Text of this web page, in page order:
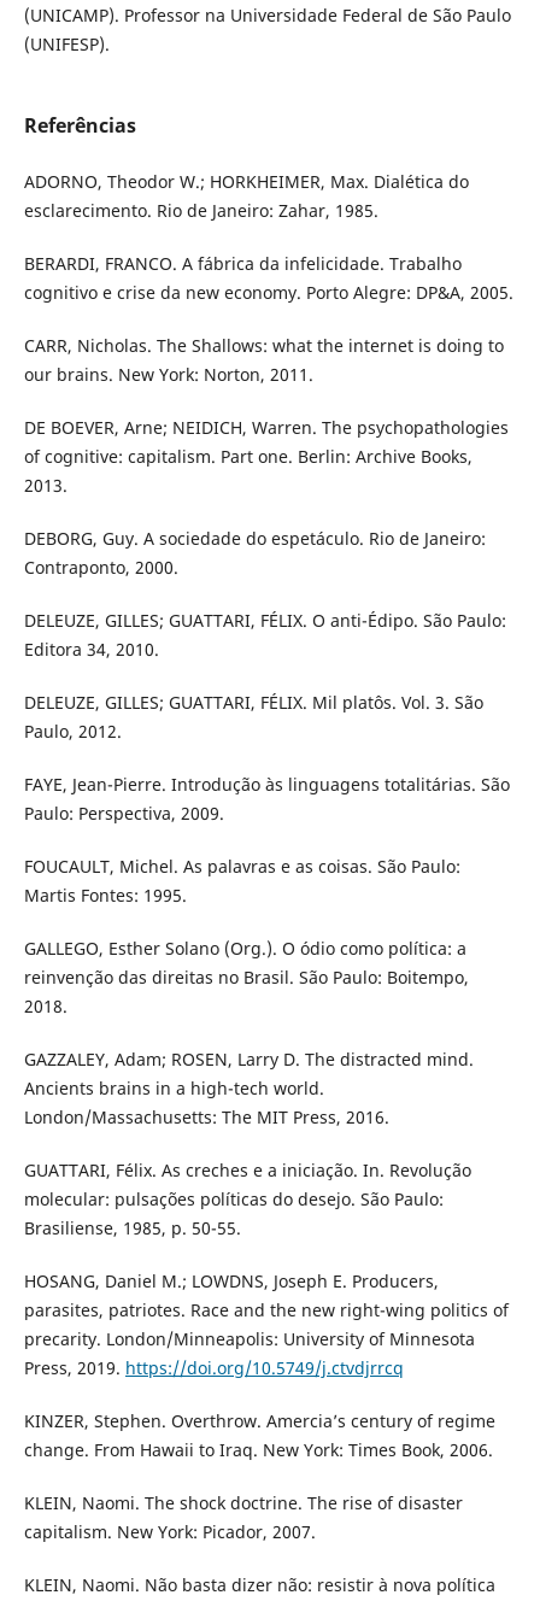
(UNICAMP). Professor na Universidade Federal de São Paulo
(UNIFESP).
Referências
ADORNO, Theodor W.; HORKHEIMER, Max. Dialética do
esclarecimento. Rio de Janeiro: Zahar, 1985.
BERARDI, FRANCO. A fábrica da infelicidade. Trabalho
cognitivo e crise da new economy. Porto Alegre: DP&A, 2005.
CARR, Nicholas. The Shallows: what the internet is doing to
our brains. New York: Norton, 2011.
DE BOEVER, Arne; NEIDICH, Warren. The psychopathologies
of cognitive: capitalism. Part one. Berlin: Archive Books,
2013.
DEBORG, Guy. A sociedade do espetáculo. Rio de Janeiro:
Contraponto, 2000.
DELEUZE, GILLES; GUATTARI, FÉLIX. O anti-Édipo. São Paulo:
Editora 34, 2010.
DELEUZE, GILLES; GUATTARI, FÉLIX. Mil platôs. Vol. 3. São
Paulo, 2012.
FAYE, Jean-Pierre. Introdução às linguagens totalitárias. São
Paulo: Perspectiva, 2009.
FOUCAULT, Michel. As palavras e as coisas. São Paulo:
Martis Fontes: 1995.
GALLEGO, Esther Solano (Org.). O ódio como política: a
reinvenção das direitas no Brasil. São Paulo: Boitempo,
2018.
GAZZALEY, Adam; ROSEN, Larry D. The distracted mind.
Ancients brains in a high-tech world.
London/Massachusetts: The MIT Press, 2016.
GUATTARI, Félix. As creches e a iniciação. In. Revolução
molecular: pulsações políticas do desejo. São Paulo:
Brasiliense, 1985, p. 50-55.
HOSANG, Daniel M.; LOWDNS, Joseph E. Producers,
parasites, patriotes. Race and the new right-wing politics of
precarity. London/Minneapolis: University of Minnesota
Press, 2019. https://doi.org/10.5749/j.ctvdjrrcq
KINZER, Stephen. Overthrow. Amercia’s century of regime
change. From Hawaii to Iraq. New York: Times Book, 2006.
KLEIN, Naomi. The shock doctrine. The rise of disaster
capitalism. New York: Picador, 2007.
KLEIN, Naomi. Não basta dizer não: resistir à nova política